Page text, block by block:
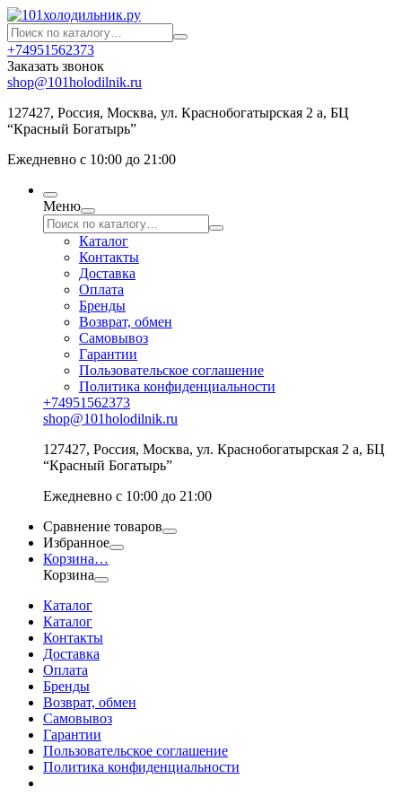
+74951562373
Заказать звонок
shop@101holodilnik.ru
127427, Россия, Москва, ул. Краснобогатырская 2 а, БЦ
“Красный Богатырь”
Ежедневно с 10:00 до 21:00
Меню
Каталог
Контакты
Доставка
Оплата
Бренды
Возврат, обмен
Самовывоз
Гарантии
Пользовательское соглашение
Политика конфиденциальности
+74951562373
shop@101holodilnik.ru
127427, Россия, Москва, ул. Краснобогатырская 2 а, БЦ
“Красный Богатырь”
Ежедневно с 10:00 до 21:00
Сравнение товаров
Избранное
Корзина…
Корзина
Каталог
Каталог
Контакты
Доставка
Оплата
Бренды
Возврат, обмен
Самовывоз
Гарантии
Пользовательское соглашение
Политика конфиденциальности